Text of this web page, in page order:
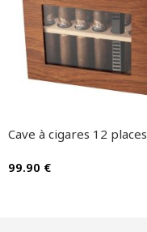
Cave à cigares 12 places
99.90 €